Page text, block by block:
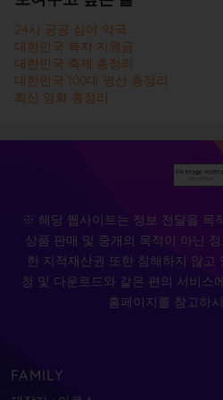
24시 공공 심야 약국
대한민국 복지 지원금
대한민국 축제 총정리
대한민국 100대 명산 총정리
최신 영화 총정리
※ 해당 웹사이트는 정보 전달을 목
상품 판매 및 중개의 목적이 아닌
한 지적재산권 또한 침해하지 않고
청 및 다운로드와 같은 편의 서비스
홈페이지를 참고하
FAMILY